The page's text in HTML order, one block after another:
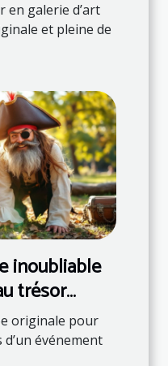
en galerie d’art
et pleine de
inoubliable
trésor
originale pour
événement